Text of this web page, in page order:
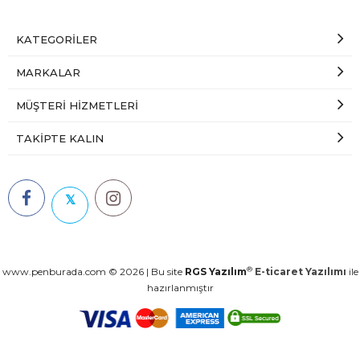
KATEGORILER
MARKALAR
MÜŞTERI HIZMETLERI
TAKIPTE KALIN
𝕏
www.penburada.com © 2026 | Bu site RGS Yazılım® E-ticaret Yazılımı ile
hazırlanmıştır